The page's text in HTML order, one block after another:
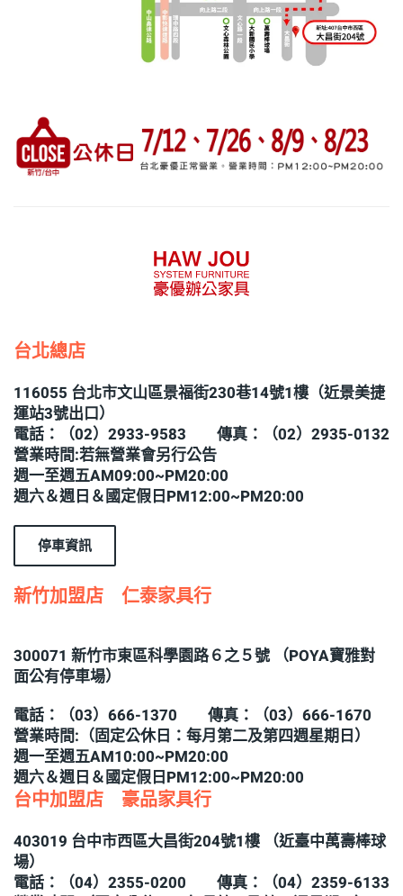
台北總店
116055 台北市文山區景福街230巷14號1樓（近景美捷
運站3號出口）
電話：（02）2933-9583 傳真：（02）2935-0132
營業時間:若無營業會另行公告
週一至週五AM09:00~PM20:00
週六＆週日＆國定假日PM12:00~PM20:00
停車資訊
新竹加盟店 仁泰家具行
300071 新竹市東區科學園路６之５號 （POYA寶雅對
面公有停車場）
電話：（03）666-1370 傳真：（03）666-1670
營業時間:（固定公休日：每月第二及第四週星期日）
週一至週五AM10:00~PM20:00
週六＆週日＆國定假日PM12:00~PM20:00
台中加盟店 豪品家具行
403019 台中市西區大昌街204號1樓 （近臺中萬壽棒球
場）
電話：（04）2355-0200 傳真：（04）2359-6133